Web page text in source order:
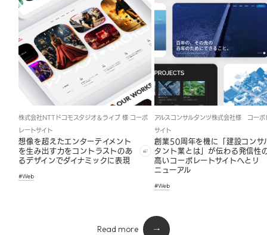
株式会社NTTドコモスタジオ＆ライブ 様 コーポ
レートサイト
想像を超えたエンターテイメント
を生み出す力をコントラストのあ
るデザインでダイナミックに表現
#Web
アルスコンサルタンツ株式会社様 コーポ
サイト
創業50周年を機に「建設コンサ
タント業とは」が伝わる発信性
高いコーポレートサイトへとリ
ニューアル
#Web
Read more